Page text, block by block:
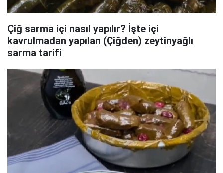
Çiğ sarma içi nasıl yapılır? İşte içi
kavrulmadan yapılan (Çiğden) zeytinyağlı
sarma tarifi